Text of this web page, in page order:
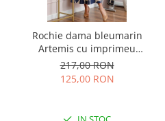
Rochie dama bleumarin
Artemis cu imprimeu
abstract si cordon in talie
217,00 RON
125,00 RON